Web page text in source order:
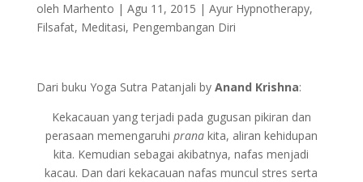
oleh Marhento | Agu 11, 2015 | Ayur Hypnotherapy,
Filsafat, Meditasi, Pengembangan Diri
Dari buku Yoga Sutra Patanjali by Anand Krishna:
Kekacauan yang terjadi pada gugusan pikiran dan
perasaan memengaruhi pranakita, aliran kehidupan
kita. Kemudian sebagai akibatnya, nafas menjadi
kacau. Dan dari kekacauan nafas muncul stres serta